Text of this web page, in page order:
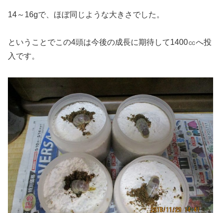
14～16gで、ほぼ同じような大きさでした。
ということでこの4頭は今後の成長に期待して1400㏄へ投
入です。